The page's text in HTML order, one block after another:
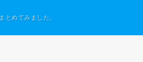
とめてみました。